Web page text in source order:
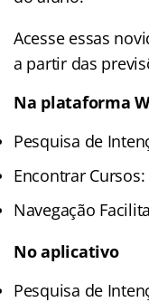
Acesse essas
a partir das
Na plataforma
Pesquisa de
Encontrar
Navegação
No aplicativo
Pesquisa de